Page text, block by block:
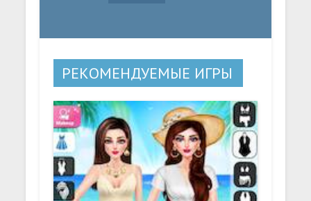
РЕКОМЕНДУЕМЫЕ ИГРЫ